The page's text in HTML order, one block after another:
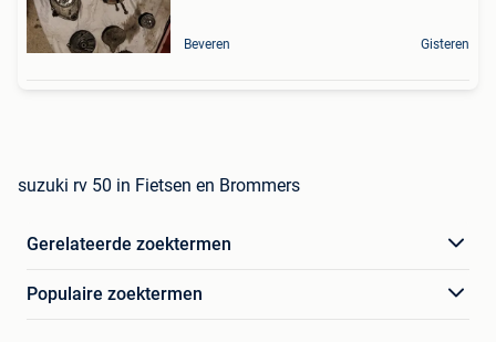
Beveren Gisteren
suzuki rv 50 in Fietsen en Brommers
Gerelateerde zoektermen
Populaire zoektermen